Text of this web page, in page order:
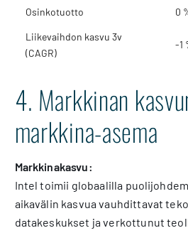
Osinkotuotto 0
Liikevaihdon kasvu 3v
(CAGR)
-1
4. Markkinan
markkina-asema
Markkinakasvu:
Intel toimii globaalilla
aikavälin kasvua vauhdittavat
datakeskukset ja verkottunut